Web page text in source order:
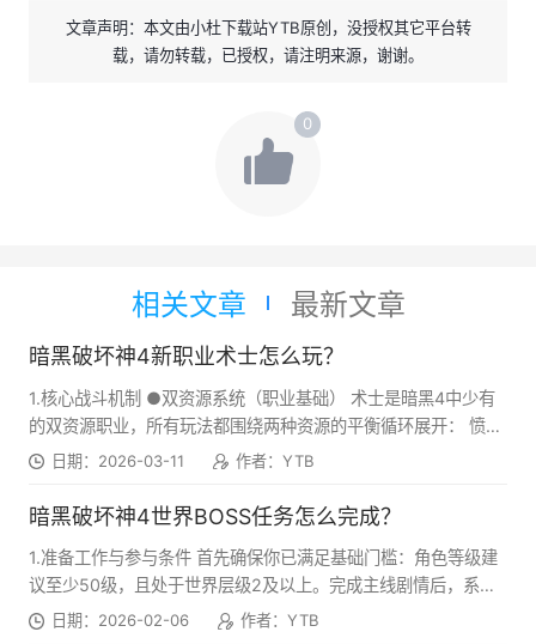
文章声明：本文由小杜下载站YTB原创，没授权其它平台转
载，请勿转载，已授权，请注明来源，谢谢。
0
相关文章 最新文章
暗黑破坏神4新职业术士怎么玩？
1.核心战斗机制 ●双资源系统（职业基础） 术士是暗黑4中少有
的双资源职业，所有玩法都围绕两种资源的平衡循环展开： 愤怒
（Wrath，红色）：由基础技能生成，核心伤害技能、法术技能
（Dominance，紫色）：自动缓慢恢复，也可通过献祭恶魔、击
态，是召唤与变身玩法的核心资源。 ●灵魂裂片系统（职业核
心，30级解锁） 这是术士玩法的核心分水岭，玩家将绑定一只强
大恶魔的灵魂裂片，彻底改变职业的核心玩法逻辑：
日期：2026-03-11 作者：YTB
暗黑破坏神4世界BOSS任务怎么完成？
1.准备工作与参与条件 首先确保你已满足基础门槛：角色等级建
议至少50级，且处于世界层级2及以上。完成主线剧情后，系统
会在BOSS刷新前15分钟推送地图标记与倒计时通知，未完成剧
日期：2026-02-06 作者：YTB